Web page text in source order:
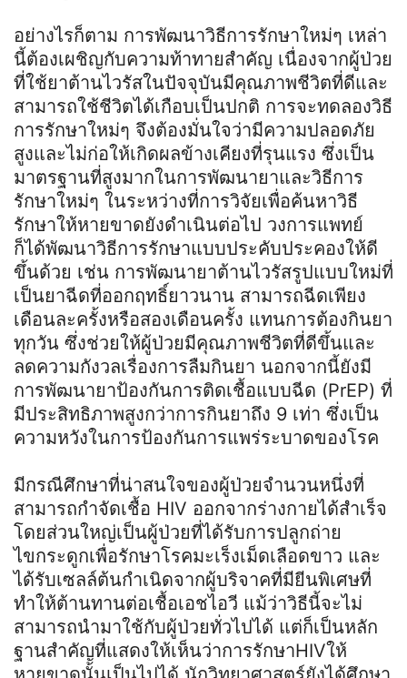
อย่างไรก็ตาม การพัฒนาวิธีการรักษาใหม่ๆ เหล่า
นี้ต้องเผชิญกับความท้าทายสำคัญ เนื่องจากผู้ป่วย
ที่ใช้ยาต้านไวรัสในปัจจุบันมีคุณภาพชีวิตที่ดีและ
สามารถใช้ชีวิตได้เกือบเป็นปกติ การจะทดลองวิธี
การรักษาใหม่ๆ จึงต้องมั่นใจว่ามีความปลอดภัย
สูงและไม่ก่อให้เกิดผลข้างเคียงที่รุนแรง ซึ่งเป็น
มาตรฐานที่สูงมากในการพัฒนายาและวิธีการ
รักษาใหม่ๆ ในระหว่างที่การวิจัยเพื่อค้นหาวิธี
รักษาให้หายขาดยังดำเนินต่อไป วงการแพทย์
ก็ได้พัฒนาวิธีการรักษาแบบประคับประคองให้ดี
ขึ้นด้วย เช่น การพัฒนายาต้านไวรัสรูปแบบใหม่ที่
เป็นยาฉีดที่ออกฤทธิ์ยาวนาน สามารถฉีดเพียง
เดือนละครั้งหรือสองเดือนครั้ง แทนการต้องกินยา
ทุกวัน ซึ่งช่วยให้ผู้ป่วยมีคุณภาพชีวิตที่ดีขึ้นและ
ลดความกังวลเรื่องการลืมกินยา นอกจากนี้ยังมี
การพัฒนายาป้องกันการติดเชื้อแบบฉีด (PrEP) ที่
มีประสิทธิภาพสูงกว่าการกินยาถึง 9 เท่า ซึ่งเป็น
ความหวังในการป้องกันการแพร่ระบาดของโรค
มีกรณีศึกษาที่น่าสนใจของผู้ป่วยจำนวนหนึ่งที่
สามารถกำจัดเชื้อ HIV ออกจากร่างกายได้สำเร็จ
โดยส่วนใหญ่เป็นผู้ป่วยที่ได้รับการปลูกถ่าย
ไขกระดูกเพื่อรักษาโรคมะเร็งเม็ดเลือดขาว และ
ได้รับเซลล์ต้นกำเนิดจากผู้บริจาคที่มียีนพิเศษที่
ทำให้ต้านทานต่อเชื้อเอชไอวี แม้ว่าวิธีนี้จะไม่
สามารถนำมาใช้กับผู้ป่วยทั่วไปได้ แต่ก็เป็นหลัก
ฐานสำคัญที่แสดงให้เห็นว่าการรักษาHIVให้